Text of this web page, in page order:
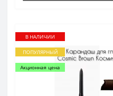
В НАЛИЧИИ
ПОПУЛЯРНЫЙ
Акционная цена